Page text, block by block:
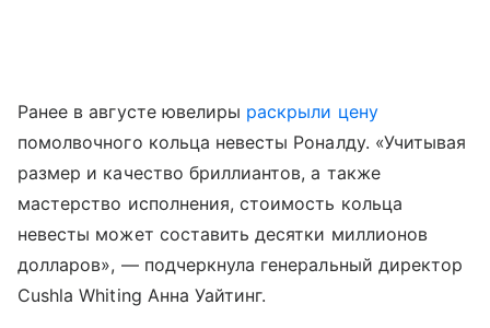
Ранее в августе ювелиры раскрыли цену
помолвочного кольца невесты Роналду. «Учитывая
размер и качество бриллиантов, а также
мастерство исполнения, стоимость кольца
невесты может составить десятки миллионов
долларов», — подчеркнула генеральный директор
Cushla Whiting Анна Уайтинг.